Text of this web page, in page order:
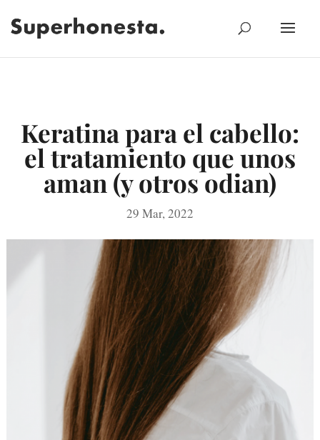
Keratina para el cabello:
el tratamiento que unos
aman (y otros odian)
29 Mar, 2022